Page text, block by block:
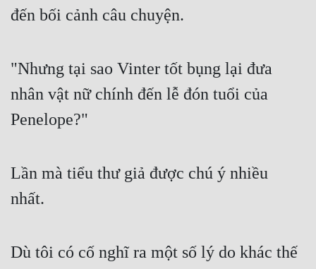
đến bối cảnh câu chuyện.
"Nhưng tại sao Vinter tốt bụng lại đưa
nhân vật nữ chính đến lễ đón tuổi của
Penelope?"
Lần mà tiểu thư giả được chú ý nhiều
nhất.
Dù tôi có cố nghĩ ra một số lý do khác thế